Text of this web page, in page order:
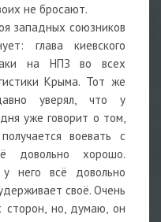
не бросают.
западных союзников
глава киевского
на НПЗ во всех
Крыма. Тот же
уверял, что у
уже говорит о том,
воевать с
довольно хорошо.
него всё довольно
своё. Очень
сторон, но, думаю, он